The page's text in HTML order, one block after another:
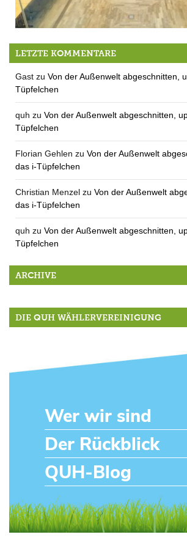
Neues vom Virus, seinen Folgen und dem
LETZTE KOMMENTARE
Gast zu Von der Außenwelt abgeschnitten,
Tüpfelchen
quh zu Von der Außenwelt abgeschnitten,
Tüpfelchen
Florian Gehlen zu Von der Außenwelt
das i-Tüpfelchen
Christian Menzel zu Von der Außenwelt
das i-Tüpfelchen
quh zu Von der Außenwelt abgeschnitten,
Tüpfelchen
ARCHIVE
DIE QUH WÄHLERVEREINIGUNG
Wer wir sind
Der Rückblick
QUH-Blog